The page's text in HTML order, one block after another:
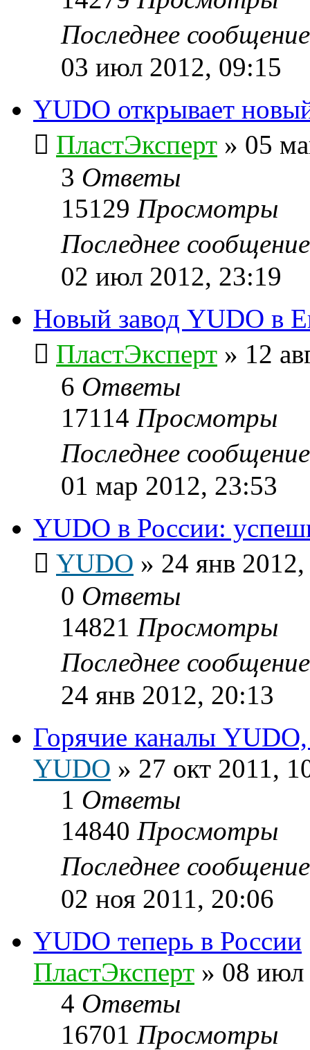
Последнее
03 июл 2012, 09:15
YUDO открывает
ПластЭксперт » 05
3 Ответы
15129 Просмотры
Последнее
02 июл 2012, 23:19
Новый завод YUDO в
ПластЭксперт » 12
6 Ответы
17114 Просмотры
Последнее
01 мар 2012, 23:53
YUDO в России:
YUDO » 24 янв
0 Ответы
14821 Просмотры
Последнее
24 янв 2012, 20:13
Горячие каналы
YUDO » 27 окт 2011,
1 Ответы
14840 Просмотры
Последнее
02 ноя 2011, 20:06
YUDO теперь в России
ПластЭксперт » 08 июл
4 Ответы
16701 Просмотры